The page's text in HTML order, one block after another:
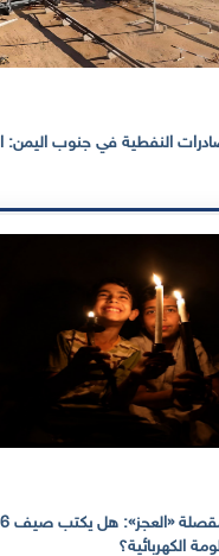
النفطية في جنوب اليمن:
كهرباء
الكهربائية؟